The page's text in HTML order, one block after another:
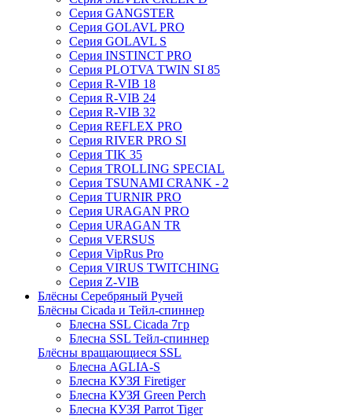
Серия GANGSTER
Серия GOLAVL PRO
Серия GOLAVL S
Серия INSTINCT PRO
Серия PLOTVA TWIN SI 85
Серия R-VIB 18
Серия R-VIB 24
Серия R-VIB 32
Серия REFLEX PRO
Серия RIVER PRO SI
Серия TIK 35
Серия TROLLING SPECIAL
Серия TSUNAMI CRANK - 2
Серия TURNIR PRO
Серия URAGAN PRO
Серия URAGAN TR
Серия VERSUS
Серия VipRus Pro
Серия VIRUS TWITCHING
Серия Z-VIB
Блёсны Серебряный Ручей
Блёсны Cicada и Тейл-спиннер
Блесна SSL Cicada 7гр
Блесна SSL Тейл-спиннер
Блёсны вращающиеся SSL
Блесна AGLIA-S
Блесна КУЗЯ Firetiger
Блесна КУЗЯ Green Perch
Блесна КУЗЯ Parrot Tiger